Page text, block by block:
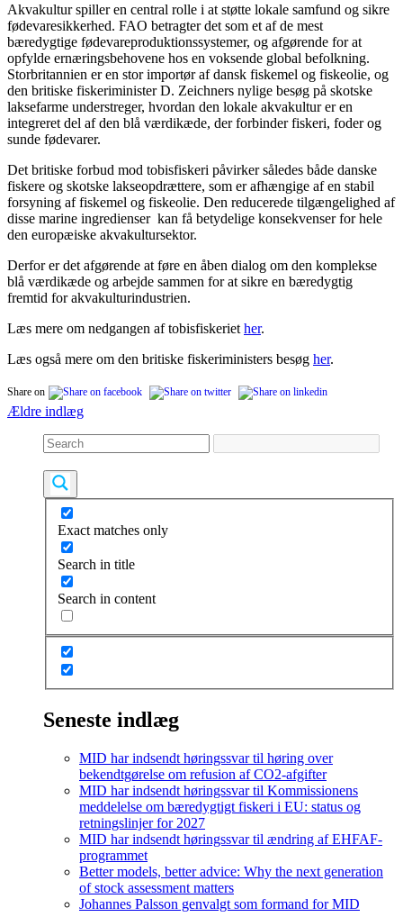
Akvakultur spiller en central rolle i at støtte lokale samfund og sikre
fødevaresikkerhed. FAO betragter det som et af de mest
bæredygtige fødevareproduktionssystemer, og afgørende for at
opfylde ernæringsbehovene hos en voksende global befolkning.
Storbritannien er en stor importør af dansk fiskemel og fiskeolie, og
den britiske fiskeriminister D. Zeichners nylige besøg på skotske
laksefarme understreger, hvordan den lokale akvakultur er en
integreret del af den blå værdikæde, der forbinder fiskeri, foder og
sunde fødevarer.
Det britiske forbud mod tobisfiskeri påvirker således både danske
fiskere og skotske lakseopdrættere, som er afhængige af en stabil
forsyning af fiskemel og fiskeolie. Den reducerede tilgængelighed af
disse marine ingredienser kan få betydelige konsekvenser for hele
den europæiske akvakultursektor.
Derfor er det afgørende at føre en åben dialog om den komplekse
blå værdikæde og arbejde sammen for at sikre en bæredygtig
fremtid for akvakulturindustrien.
Læs mere om nedgangen af tobisfiskeriet her.
Læs også mere om den britiske fiskeriministers besøg her.
Share on
Navigation
Ældre indlæg
Exact matches only
Search in title
Search in content
Seneste indlæg
MID har indsendt høringssvar til høring over
bekendtgørelse om refusion af CO2-afgifter
MID har indsendt høringssvar til Kommissionens
meddelelse om bæredygtigt fiskeri i EU: status og
retningslinjer for 2027
MID har indsendt høringssvar til ændring af EHFAF-
programmet
Better models, better advice: Why the next generation
of stock assessment matters
Johannes Palsson genvalgt som formand for MID